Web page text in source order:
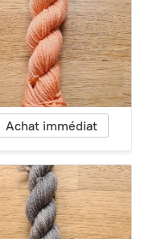
Achat immédiat